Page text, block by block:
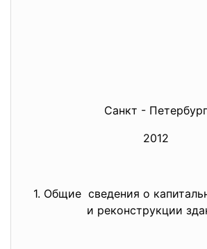
Санкт - Петербург
2012
1. Общие сведения о
и реконструкции